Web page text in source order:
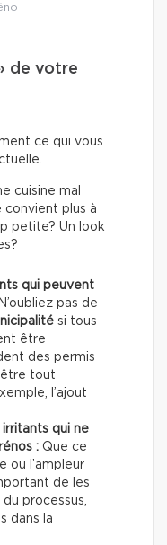
de votre
ce qui vous
cuisine mal
convient plus à
petite? Un look
qui peuvent
N’oubliez pas de
si tous
être
des permis
être tout
l’ajout
qui ne
: Que ce
ou l’ampleur
de les
processus,
dans la